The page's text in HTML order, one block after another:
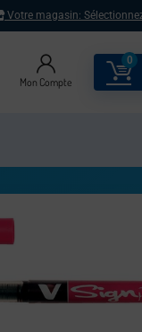
Votre magasin:
Mon Compte
0